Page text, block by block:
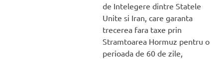
de Intelegere dintre Statele
Unite si Iran, care garanta
trecerea fara taxe prin
Stramtoarea Hormuz pentru o
perioada de 60 de zile,